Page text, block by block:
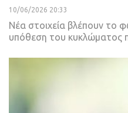
10/06/2026 20:33
Νέα στοιχεία βλέπουν το
υπόθεση του κυκλώματος